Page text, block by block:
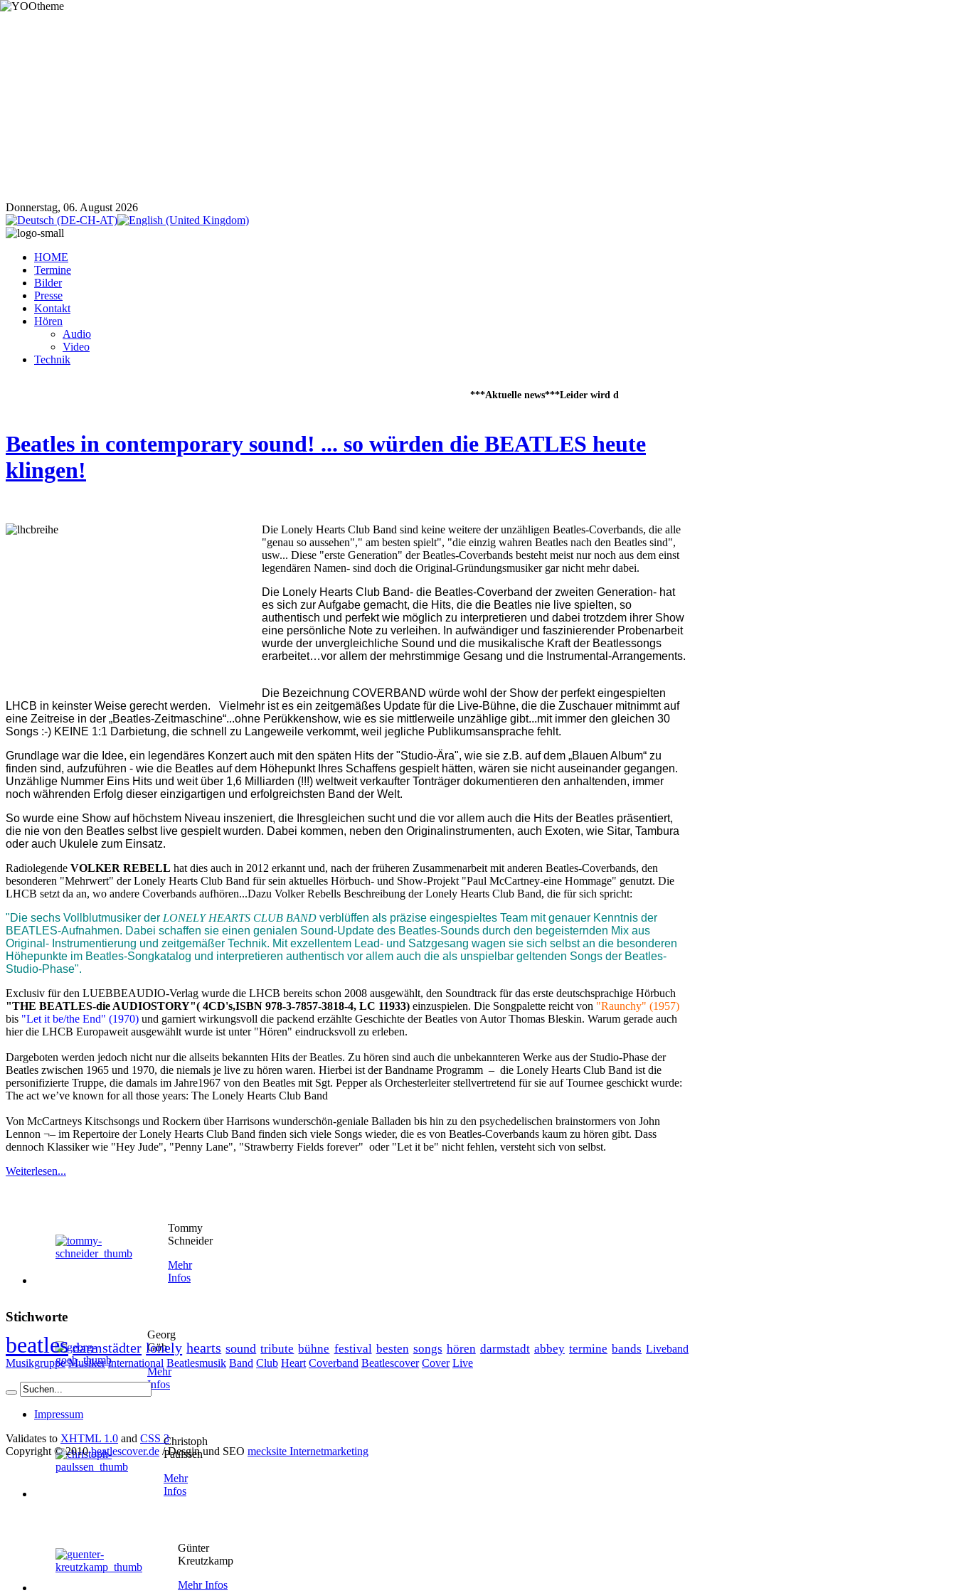
Donnerstag, 06. August 2026
HOME
Termine
Bilder
Presse
Kontakt
Hören
Audio
Video
Technik
***Aktuelle news***Leider wird die diesjährige BEATLES_NIGHT nicht mehr auf Schloss Heiligenberg
Beatles in contemporary sound! ... so würden die BEATLES heute
klingen!
Die Lonely Hearts Club Band sind keine weitere der unzähligen Beatles-Coverbands, die alle
"genau so aussehen"," am besten spielt", "die einzig wahren Beatles nach den Beatles sind",
usw... Diese "erste Generation" der Beatles-Coverbands besteht meist nur noch aus dem einst
legendären Namen- sind doch die Original-Gründungsmusiker gar nicht mehr dabei.
Die Lonely Hearts Club Band- die Beatles-Coverband der zweiten Generation- hat
es sich zur Aufgabe gemacht, die Hits, die die Beatles nie live spielten, so
authentisch und perfekt wie möglich zu interpretieren und dabei trotzdem ihrer Show
eine persönliche Note zu verleihen. In aufwändiger und faszinierender Probenarbeit
wurde der unvergleichliche Sound und die musikalische Kraft der Beatlessongs
erarbeitet…vor allem der mehrstimmige Gesang und die Instrumental-Arrangements.
Die Bezeichnung COVERBAND würde wohl der Show der perfekt eingespielten
LHCB in keinster Weise gerecht werden. Vielmehr ist es ein zeitgemäßes Update für die Live-Bühne, die die Zuschauer mitnimmt auf
eine Zeitreise in der „Beatles-Zeitmaschine“...ohne Perükkenshow, wie es sie mittlerweile unzählige gibt...mit immer den gleichen 30
Songs :-) KEINE 1:1 Darbietung, die schnell zu Langeweile verkommt, weil jegliche Publikumsansprache fehlt.
Grundlage war die Idee, ein legendäres Konzert auch mit den späten Hits der "Studio-Ära", wie sie z.B. auf dem „Blauen Album“ zu
finden sind, aufzuführen - wie die Beatles auf dem Höhepunkt Ihres Schaffens gespielt hätten, wären sie nicht auseinander gegangen.
Unzählige Nummer Eins Hits und weit über 1,6 Milliarden (!!!) weltweit verkaufter Tonträger dokumentieren den anhaltenden, immer
noch währenden Erfolg dieser einzigartigen und erfolgreichsten Band der Welt.
So wurde eine Show auf höchstem Niveau inszeniert, die Ihresgleichen sucht und die vor allem auch die Hits der Beatles präsentiert,
die nie von den Beatles selbst live gespielt wurden. Dabei kommen, neben den Originalinstrumenten, auch Exoten, wie Sitar, Tambura
oder auch Ukulele zum Einsatz.
Radiolegende VOLKER REBELL hat dies auch in 2012 erkannt und, nach der früheren Zusammenarbeit mit anderen Beatles-Coverbands, den
besonderen "Mehrwert" der Lonely Hearts Club Band für sein aktuelles Hörbuch- und Show-Projekt "Paul McCartney-eine Hommage" genutzt. Die
LHCB setzt da an, wo andere Coverbands aufhören...Dazu Volker Rebells Beschreibung der Lonely Hearts Club Band, die für sich spricht:
"Die sechs Vollblutmusiker der LONELY HEARTS CLUB BAND verblüffen als präzise eingespieltes Team mit genauer Kenntnis der
BEATLES-Aufnahmen. Dabei schaffen sie einen genialen Sound-Update des Beatles-Sounds durch den begeisternden Mix aus
Original- Instrumentierung und zeitgemäßer Technik. Mit exzellentem Lead- und Satzgesang wagen sie sich selbst an die besonderen
Höhepunkte im Beatles-Songkatalog und interpretieren authentisch vor allem auch die als unspielbar geltenden Songs der Beatles-
Studio-Phase".
Exclusiv für den LUEBBEAUDIO-Verlag wurde die LHCB bereits schon 2008 ausgewählt, den Soundtrack für das erste deutschsprachige Hörbuch
"THE BEATLES-die AUDIOSTORY"( 4CD's,ISBN 978-3-7857-3818-4, LC 11933) einzuspielen. Die Songpalette reicht von "Raunchy" (1957)
bis "Let it be/the End" (1970) und garniert wirkungsvoll die packend erzählte Geschichte der Beatles von Autor Thomas Bleskin. Warum gerade auch
hier die LHCB Europaweit ausgewählt wurde ist unter "Hören" eindrucksvoll zu erleben.
Dargeboten werden jedoch nicht nur die allseits bekannten Hits der Beatles. Zu hören sind auch die unbekannteren Werke aus der Studio-Phase der
Beatles zwischen 1965 und 1970, die niemals je live zu hören waren. Hierbei ist der Bandname Programm – die Lonely Hearts Club Band ist die
personifizierte Truppe, die damals im Jahre1967 von den Beatles mit Sgt. Pepper als Orchesterleiter stellvertretend für sie auf Tournee geschickt wurde:
The act we’ve known for all those years: The Lonely Hearts Club Band
Von McCartneys Kitschsongs und Rockern über Harrisons wunderschön-geniale Balladen bis hin zu den psychedelischen brainstormers von John
Lennon ¬– im Repertoire der Lonely Hearts Club Band finden sich viele Songs wieder, die es von Beatles-Coverbands kaum zu hören gibt. Dass
dennoch Klassiker wie "Hey Jude", "Penny Lane", "Strawberry Fields forever" oder "Let it be" nicht fehlen, versteht sich von selbst.
Weiterlesen...
Tommy
Schneider
Mehr
Infos
Georg
Göb
Mehr
Infos
Christoph
Paulssen
Mehr
Infos
Günter
Kreutzkamp
Mehr Infos
Stichworte
beatles darmstädter lonely hearts sound tribute bühne festival besten songs hören darmstadt abbey termine bands Liveband
Musikgruppe Musiker international Beatlesmusik Band Club Heart Coverband Beatlescover Cover Live
Impressum
Validates to XHTML 1.0 and CSS 3
Copyright © 2010beatlescover.de / Desgin und SEO mecksite Internetmarketing